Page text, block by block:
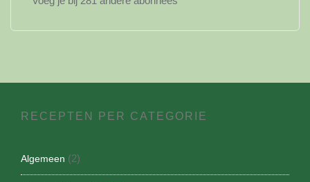
RECEPTEN PER CATEGORIE
Algemeen (2)